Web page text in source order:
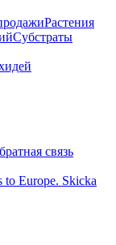
Растения
Субстраты
связь
to Europe. Skicka